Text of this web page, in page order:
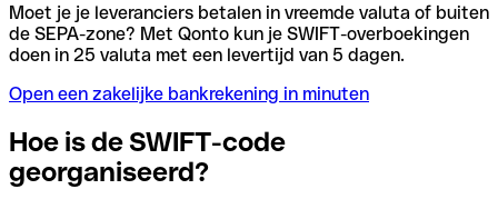
Moet je je leveranciers betalen in vreemde valuta of buiten
de SEPA-zone? Met Qonto kun je SWIFT-overboekingen
doen in 25 valuta met een levertijd van 5 dagen.
Open een zakelijke bankrekening in minuten
Hoe is de SWIFT-code
georganiseerd?